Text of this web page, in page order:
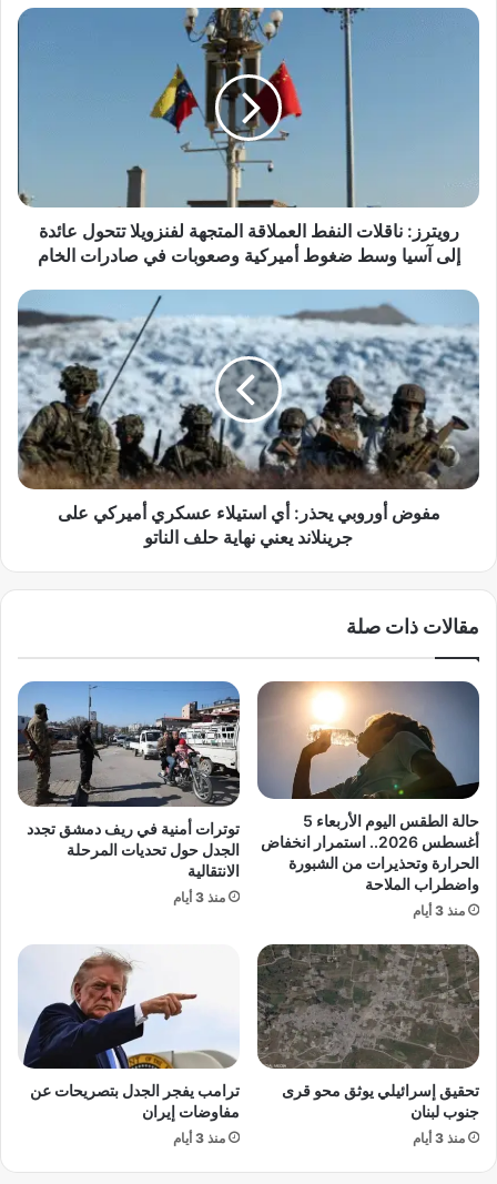
ر
ن
ا
ت
ا
ل
ن
ف
ط
ا
ل
ع
ا
ت
ل
ن
ز
و
ي
ا
ت
ت
ح
و
ل
ع
ا
ئ
رويترز: ناقلات النفط العملاقة المتجهة لفنزويلا تتحول عائدة
إلى آسيا وسط ضغوط أميركية وصعوبات في صادرات الخام
م
ف
و
ض
أ
و
ر
ب
:
ا
ل
ء
ع
س
ك
ي
أ
م
ي
ر
ك
ي
ع
ل
مفوض أوروبي يحذر: أي استيلاء عسكري أميركي على
جرينلاند يعني نهاية حلف الناتو
مقالات ذات صلة
حالة الطقس اليوم الأربعاء 5
أغسطس 2026.. استمرار انخفاض
الحرارة وتحذيرات من الشبورة
واضطراب الملاحة
منذ 3 أيام
توترات أمنية في ريف دمشق تجدد
الجدل حول تحديات المرحلة
الانتقالية
منذ 3 أيام
تحقيق إسرائيلي يوثق محو قرى
جنوب لبنان
منذ 3 أيام
ترامب يفجر الجدل بتصريحات عن
مفاوضات إيران
منذ 3 أيام